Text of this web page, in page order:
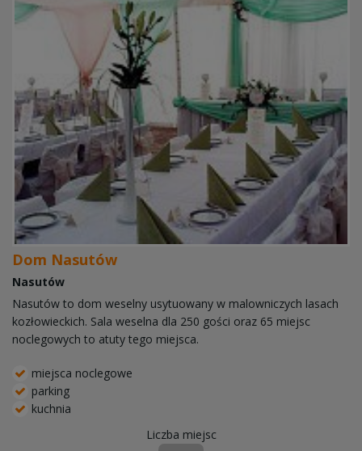
Dom Nasutów
Nasutów
Nasutów to dom weselny usytuowany w malowniczych lasach
kozłowieckich. Sala weselna dla 250 gości oraz 65 miejsc
noclegowych to atuty tego miejsca.
miejsca noclegowe
parking
kuchnia
Liczba miejsc